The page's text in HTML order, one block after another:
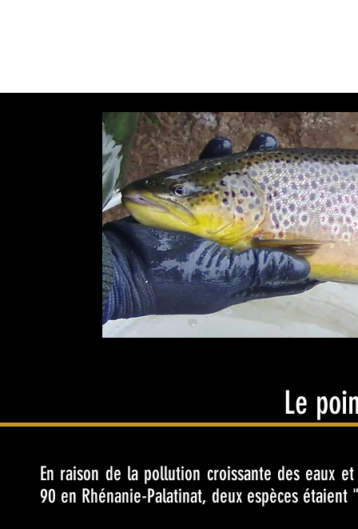
Le
En raison de la pollution croissante des eaux
90 en Rhénanie-Palatinat, deux espèces